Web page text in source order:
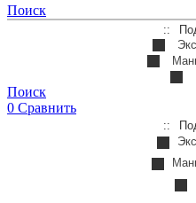
Поиск
Поиск
0 Сравнить